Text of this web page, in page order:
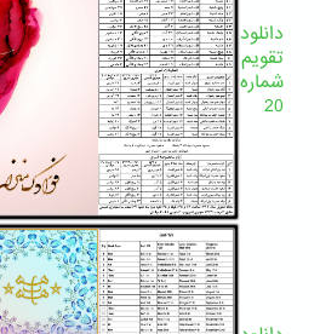
دانلود
تقویم
شماره
20